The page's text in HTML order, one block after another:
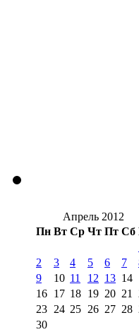
Апрель 2012
Пн Вт Ср Чт Пт Сб
2
3 4 5 6 7
9
10 11 12 13 14
16 17 18 19 20 21
23 24 25 26 27 28
30